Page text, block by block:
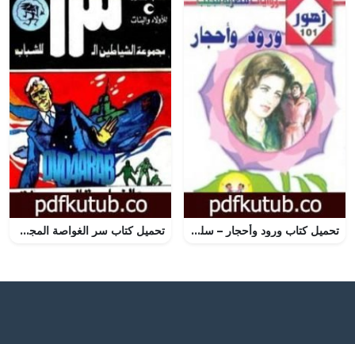
تحميل كتاب ورود وأحجار – سلسلة زهور PDF تأليف فوزي عوض مجانا [كامل] تحميل كتاب سر الغواصة المجهولة – مجموعة الشياطين ال 13 PDF تأليف محمود سالم مجانا [كامل]